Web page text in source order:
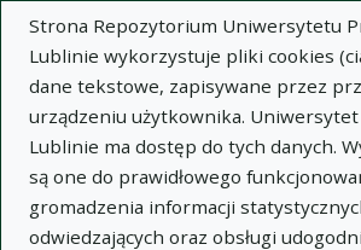
Strona Repozytorium Uniwersytetu
Lublinie wykorzystuje pliki cookies
dane tekstowe, zapisywane przez
urządzeniu użytkownika.
Lublinie ma dostęp do tych danych.
są one do prawidłowego
gromadzenia informacji
odwiedzających oraz obsługi
Wyszukaj